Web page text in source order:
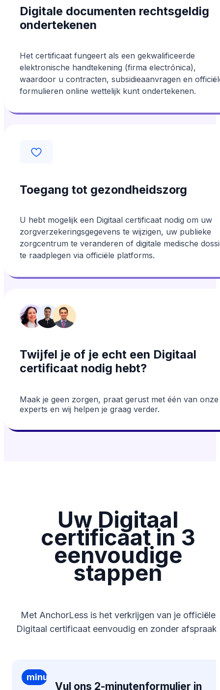
Digitale documenten rechtsgeldig
ondertekenen
Het certificaat fungeert als een gekwalificeerde
elektronische handtekening (firma electrónica),
waardoor u contracten, subsidieaanvragen en
formulieren online wettelijk kunt ondertekenen.
Toegang tot gezondheidszorg
U hebt mogelijk een Digitaal certificaat nodig om uw
zorgverzekeringsgegevens te wijzigen, uw publieke
zorgcentrum te veranderen of digitale medische
te raadplegen via officiële platforms.
Twijfel je of je echt een Digitaal
certificaat nodig hebt?
Maak je geen zorgen, praat gerust met één van onze
experts en wij helpen je graag verder.
Uw Digitaal
certificaat in 3
eenvoudige
stappen
Met AnchorLess is het verkrijgen van je officiële
Digitaal certificaat eenvoudig en zonder afspraak.
minutenformulier
Vul ons 2-minutenformulier in